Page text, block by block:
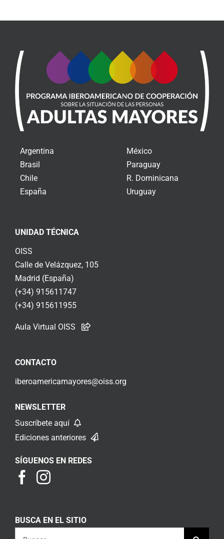
Argentina
Brasil
Chile
España
México
Paraguay
R. Dominicana
Uruguay
UNIDAD TÉCNICA
OISS
Calle de Velázquez, 105
Madrid (España)
(+34) 915611747
(+34) 915611955
Aula Virtual OISS
CONTACTO
iberoamericamayores@oiss.org
NEWSLETTER
Suscríbete aquí
Ediciones anteriores
SÍGUENOS EN REDES
BUSCA EN EL SITIO